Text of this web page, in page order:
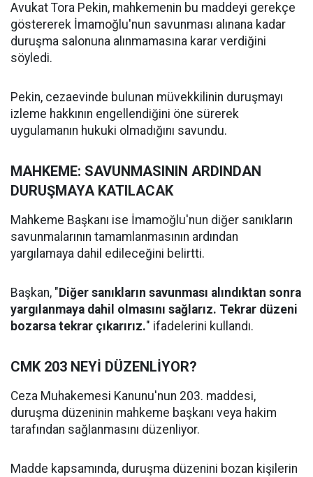
Avukat Tora Pekin, mahkemenin bu maddeyi gerekçe
göstererek İmamoğlu'nun savunması alınana kadar
duruşma salonuna alınmamasına karar verdiğini
söyledi.
Pekin, cezaevinde bulunan müvekkilinin duruşmayı
izleme hakkının engellendiğini öne sürerek
uygulamanın hukuki olmadığını savundu.
MAHKEME: SAVUNMASININ ARDINDAN
DURUŞMAYA KATILACAK
Mahkeme Başkanı ise İmamoğlu'nun diğer sanıkların
savunmalarının tamamlanmasının ardından
yargılamaya dahil edileceğini belirtti.
Başkan, " Diğer sanıkların savunması alındıktan sonra
yargılanmaya dahil olmasını sağlarız. Tekrar düzeni
bozarsa tekrar çıkarırız." ifadelerini kullandı.
CMK 203 NEYİ DÜZENLİYOR?
Ceza Muhakemesi Kanunu'nun 203. maddesi,
duruşma düzeninin mahkeme başkanı veya hakim
tarafından sağlanmasını düzenliyor.
Madde kapsamında, duruşma düzenini bozan kişilerin